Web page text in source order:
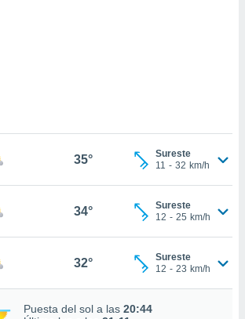
35°
Sureste
11 - 32 km/h
34°
Sureste
12 - 25 km/h
32°
Sureste
12 - 23 km/h
Puesta del sol a las 20:44